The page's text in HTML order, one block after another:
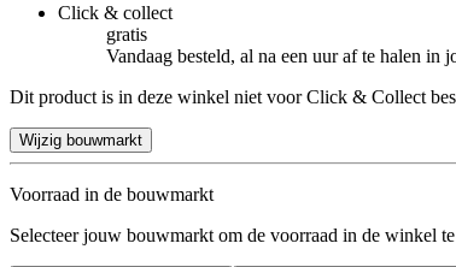
Click & collect
gratis
Vandaag besteld, al na een uur af te halen in
Dit product is in deze winkel niet voor Click & Collect
Wijzig bouwmarkt
Voorraad in de bouwmarkt
Selecteer jouw bouwmarkt om de voorraad in de winkel